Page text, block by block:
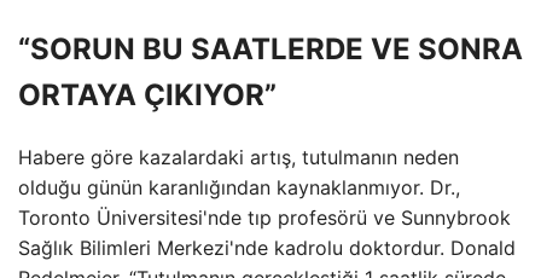
“SORUN BU SAATLERDE VE SONRA
ORTAYA ÇIKIYOR”
Habere göre kazalardaki artış, tutulmanın neden
olduğu günün karanlığından kaynaklanmıyor. Dr.,
Toronto Üniversitesi'nde tıp profesörü ve Sunnybrook
Sağlık Bilimleri Merkezi'nde kadrolu doktordur. Donald